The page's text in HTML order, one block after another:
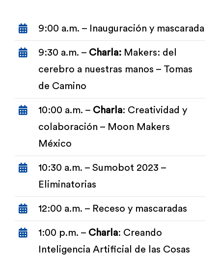
9:00 a.m. – Inauguración y mascarada
9:30 a.m. – Charla:Makers: del
cerebro a nuestras manos – Tomas
de Camino
10:00 a.m. – Charla: Creatividad y
colaboración – Moon Makers
México
10:30 a.m. – Sumobot 2023 –
Eliminatorias
12:00 a.m. – Receso y mascaradas
1:00 p.m. – Charla: Creando
Inteligencia Artificial de las Cosas